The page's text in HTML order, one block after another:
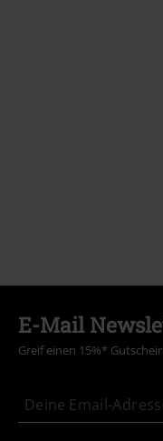
E-Mail
Greif einen 15%*